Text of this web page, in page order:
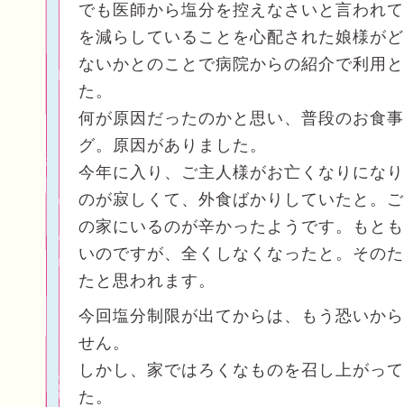
でも医師から塩分を控えなさいと言われ
を減らしていることを心配された娘様が
ないかとのことで病院からの紹介で利用
た。
何が原因だったのかと思い、普段のお食
グ。原因がありました。
今年に入り、ご主人様がお亡くなりにな
のが寂しくて、外食ばかりしていたと。
の家にいるのが辛かったようです。もと
いのですが、全くしなくなったと。その
たと思われます。
今回塩分制限が出てからは、もう恐いか
せん。
しかし、家ではろくなものを召し上がっ
た。